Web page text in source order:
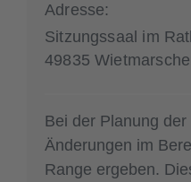
Adresse:
Sitzungssaal im
49835
Bei der Planung
Änderungen im
Range ergeben.